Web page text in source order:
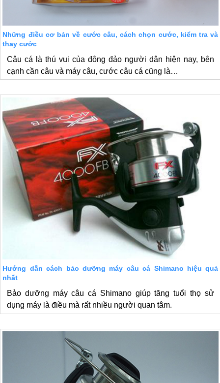
Những điều cơ bản về cước câu, cách chọn cước, kiểm tra và
thay cước
Câu cá là thú vui của đông đảo người dân hiện nay, bên
cạnh cần câu và máy câu, cước câu cá cũng là…
Hướng dẫn cách bảo dưỡng máy câu cá Shimano hiệu quả
nhất
Bảo dưỡng máy câu cá Shimano giúp tăng tuổi thọ sử
dụng máy là điều mà rất nhiều người quan tâm.